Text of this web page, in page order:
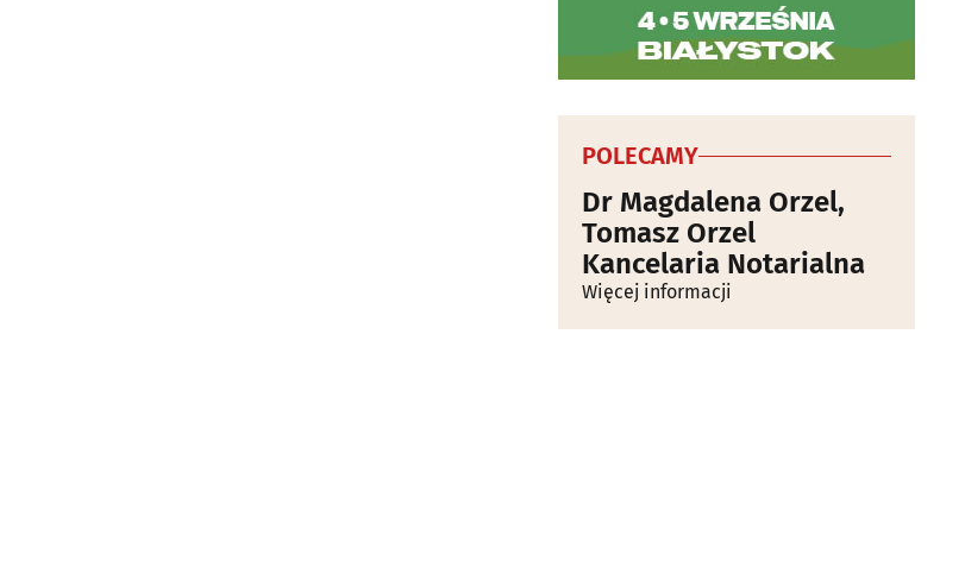
POLECAMY
Dr Magdalena Orzel,
Tomasz Orzel
Kancelaria Notarialna
Więcej informacji